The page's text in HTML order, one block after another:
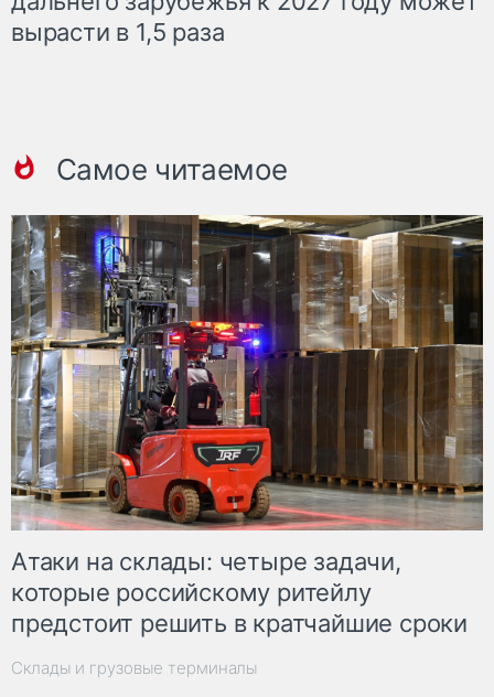
вырасти в 1,5 раза
Самое читаемое
Атаки на склады: четыре задачи,
которые российскому ритейлу
предстоит решить в кратчайшие сроки
Склады и грузовые терминалы